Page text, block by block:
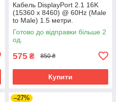
Кабель DisplayPort 2.1 16K
(15360 x 8460) @ 60Hz (Male
to Male) 1.5 метри.
Ультимативне рішення для
дизайну та геймінгу
Готово до відправки більше 2
од.
575 ₴ 850 ₴
Купити
–27%